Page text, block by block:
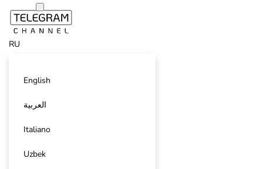
RU
English
العربية
Italiano
Uzbek